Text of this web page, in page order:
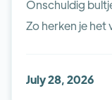
Onschuldig
Zo herken je het
July 28, 2026